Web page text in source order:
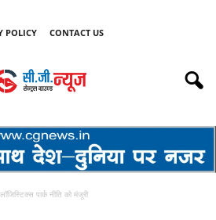
POLICY CONTACT US
पार्क नीति को मंजूरी